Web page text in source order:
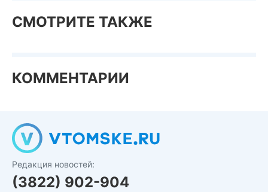
СМОТРИТЕ ТАКЖЕ
КОММЕНТАРИИ
Редакция новостей:
(3822) 902-904